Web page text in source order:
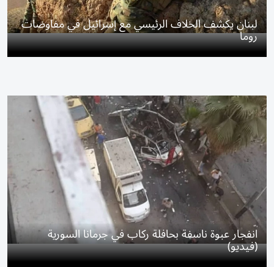
لبنان يكشف الخلاف الرئيسي مع إسرائيل في مفاوضات
روما
انفجار عبوة ناسفة بحافلة ركاب في جرمانا السورية
(فيديو)